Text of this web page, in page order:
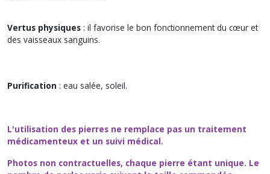
Vertus physiques : il favorise le bon fonctionnement du cœur et
des vaisseaux sanguins.
Purification : eau salée, soleil.
L'utilisation des pierres ne remplace pas un traitement
médicamenteux et un suivi médical.
Photos non contractuelles, chaque pierre étant unique. Le